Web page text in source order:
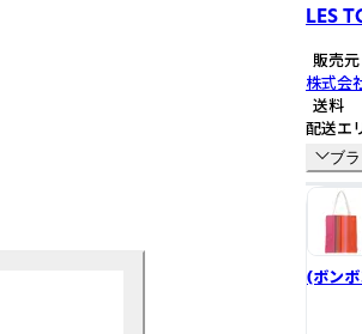
LES
販売元
株式会
送料
配送エ
ブ
(ボン